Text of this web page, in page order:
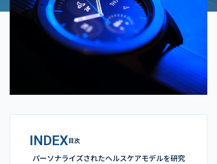
INDEX目次
パーソナライズされたヘルスケアモデルを研究